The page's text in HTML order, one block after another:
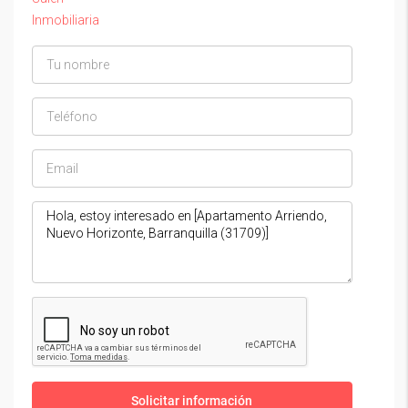
Solicitar información